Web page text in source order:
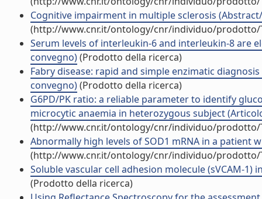
Cognitive impairment in multiple sclerosis
(http://www.cnr.it/ontology/cnr/individuo/prodotto/
Serum levels of interleukin-6 and interleukin-8 are
convegno)(Prodotto della ricerca)
Fabry disease: rapid and simple enzimatic
convegno)(Prodotto della ricerca)
G6PD/PK ratio: a reliable parameter to identify
microcytic anaemia in heterozygous subject
(http://www.cnr.it/ontology/cnr/individuo/prodotto/
Abnormally high levels of SOD1 mRNA in a
(http://www.cnr.it/ontology/cnr/individuo/prodotto/
Soluble vascular cell adhesion molecule (sVCAM-
(Prodotto della ricerca)